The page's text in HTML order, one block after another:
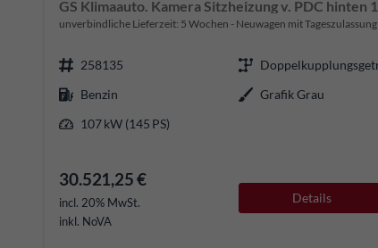
unverbindliche Lieferzeit: 5 Wochen Neuwagen mit Tageszulassung
258135
Benzin
Grafik Grau
107 kW (145 PS)
30.521,25 €
incl. 20% MwSt.
inkl. NoVA
Details